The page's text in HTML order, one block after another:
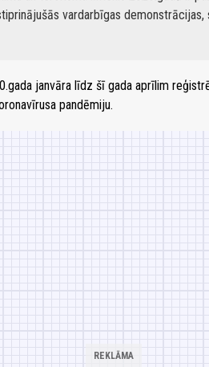
vardarbīgas
janvāra līdz šī gada aprīlim
pandēmiju.